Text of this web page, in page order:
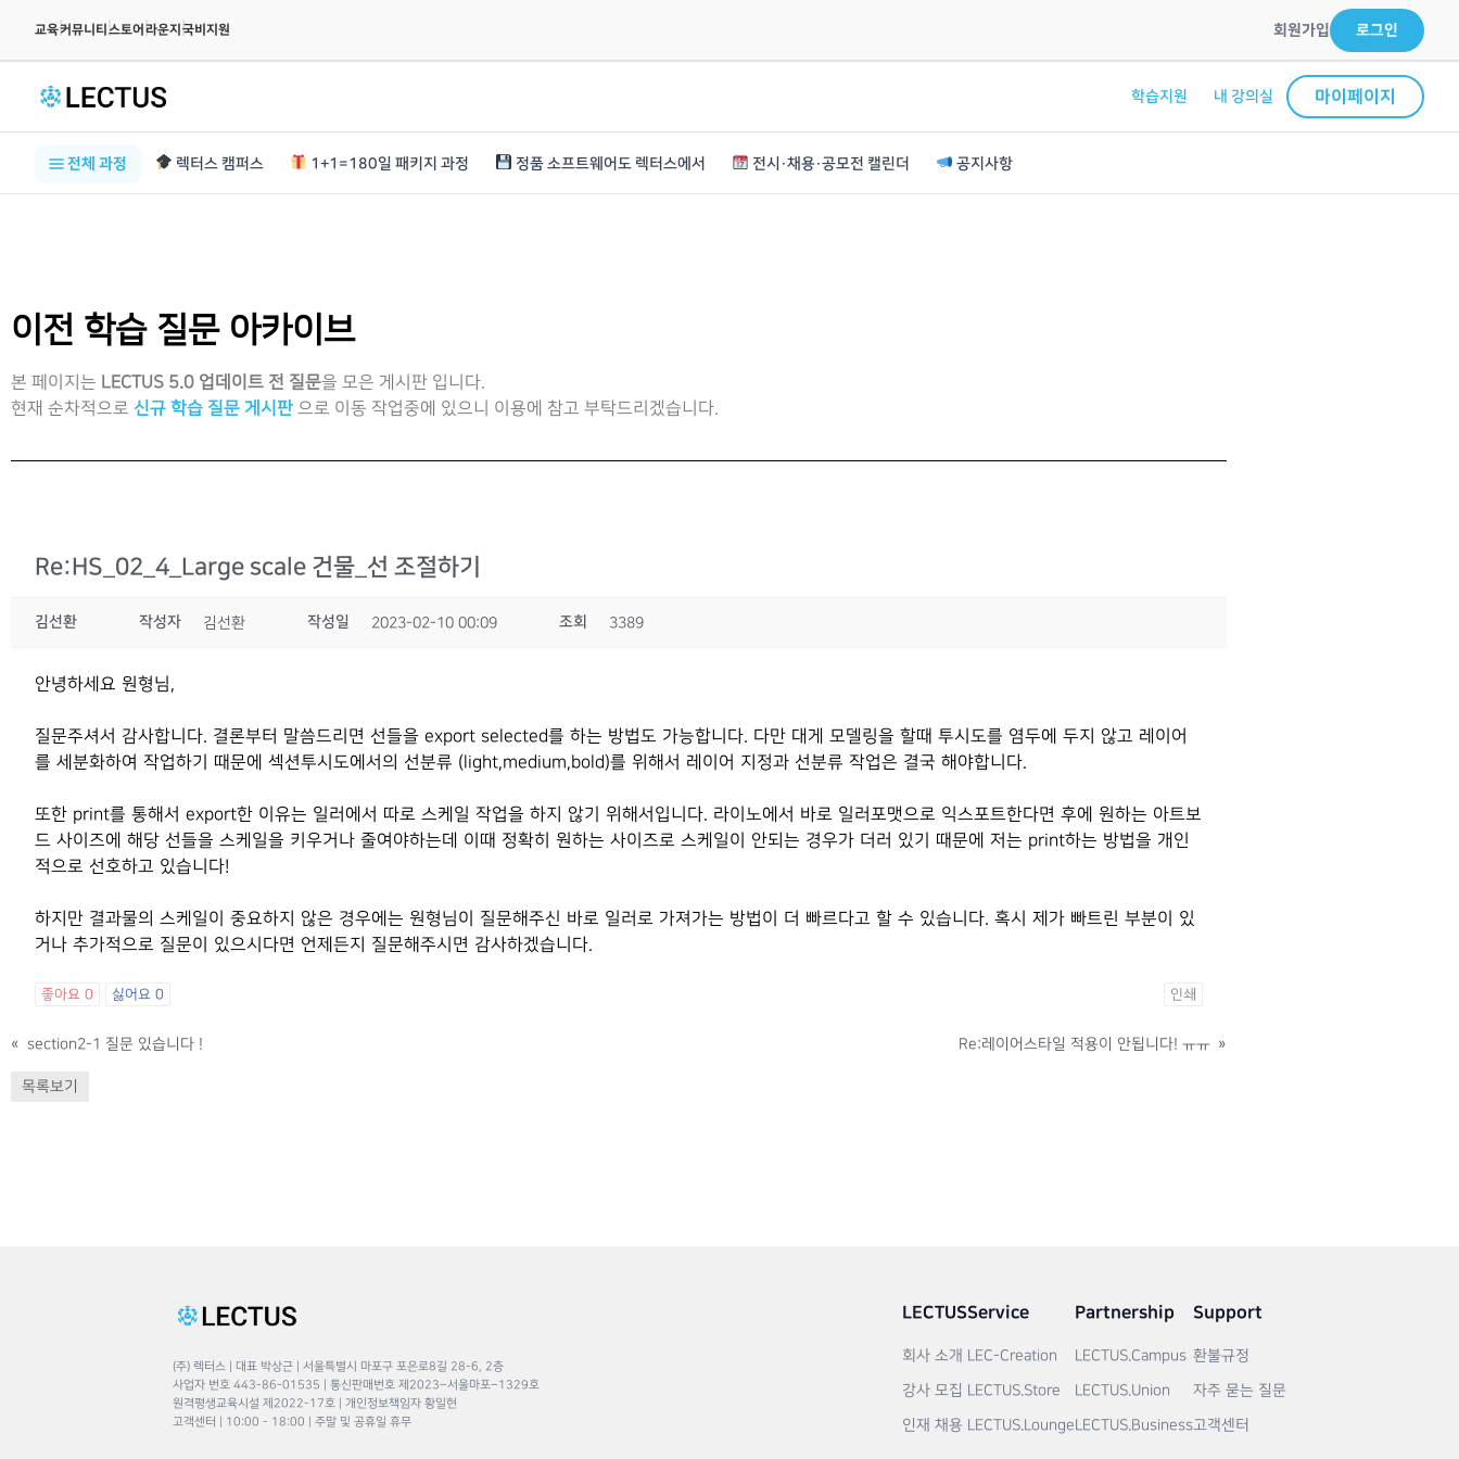
교육|커뮤니티 |스토어 |라운지 |국비지원 회원가입 로그인
학습지원 내 강의실 마이페이지
전체 과정 렉터스 캠퍼스 1+1=180일 패키지 과정 정품 소프트웨어도 렉터스에서 전시·채용·공모전 캘린더 공지사항
이전 학습 질문 아카이브
본 페이지는 LECTUS 5.0 업데이트 전 질문을 모은 게시판 입니다.
현재 순차적으로 신규 학습 질문 게시판 으로 이동 작업중에 있으니 이용에 참고 부탁드리겠습니다.
Re:HS_02_4_Large scale 건물_선 조절하기
김선환 작성자 김선환 작성일 2023-02-10 00:09 조회 3389
안녕하세요 원형님,
질문주셔서 감사합니다. 결론부터 말씀드리면 선들을 export selected를 하는 방법도 가능합니다. 다만 대게 모델링을 할때 투시도를 염두에 두지 않고 레이어
를 세분화하여 작업하기 때문에 섹션투시도에서의 선분류 (light,medium,bold)를 위해서 레이어 지정과 선분류 작업은 결국 해야합니다.
또한 print를 통해서 export한 이유는 일러에서 따로 스케일 작업을 하지 않기 위해서입니다. 라이노에서 바로 일러포맷으로 익스포트한다면 후에 원하는 아트보
드 사이즈에 해당 선들을 스케일을 키우거나 줄여야하는데 이때 정확히 원하는 사이즈로 스케일이 안되는 경우가 더러 있기 때문에 저는 print하는 방법을 개인
적으로 선호하고 있습니다!
하지만 결과물의 스케일이 중요하지 않은 경우에는 원형님이 질문해주신 바로 일러로 가져가는 방법이 더 빠르다고 할 수 있습니다. 혹시 제가 빠트린 부분이 있
거나 추가적으로 질문이 있으시다면 언제든지 질문해주시면 감사하겠습니다.
좋아요 0 싫어요 0 인쇄
« section2-1 질문 있습니다 ! Re:레이어스타일 적용이 안됩니다! ㅠㅠ »
목록보기
(주) 렉터스 | 대표 박상근 | 서울특별시 마포구 포은로8길 28-6, 2층
사업자 번호 443-86-01535 | 통신판매번호 제2023–서울마포–1329호
원격평생교육시설 제2022-17호 | 개인정보책임자 황일현
고객센터 | 10:00 - 18:00 | 주말 및 공휴일 휴무
LECTUS
회사 소개
강사 모집
인재 채용
Service
LEC-Creation
LECTUS.Store
LECTUS.Lounge
Partnership
LECTUS.Campus
LECTUS.Union
LECTUS.Business
Support
환불규정
자주 묻는 질문
고객센터